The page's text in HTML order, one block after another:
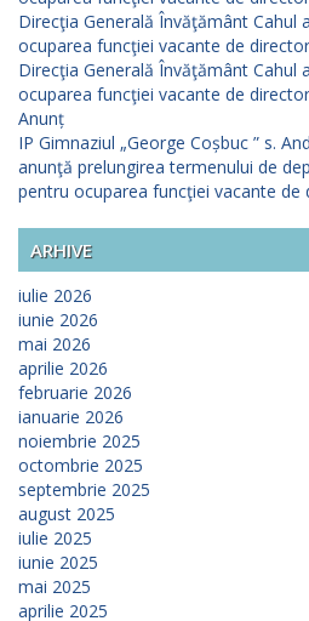
Direcţia Generală Învăţământ Cahul
ocuparea funcţiei vacante de director
Direcţia Generală Învăţământ Cahul
ocuparea funcţiei vacante de director
Anunț
IP Gimnaziul „George Coșbuc ” s.
anunţă prelungirea termenului de
pentru ocuparea funcţiei vacante de
ARHIVE
iulie 2026
iunie 2026
mai 2026
aprilie 2026
februarie 2026
ianuarie 2026
noiembrie 2025
octombrie 2025
septembrie 2025
august 2025
iulie 2025
iunie 2025
mai 2025
aprilie 2025